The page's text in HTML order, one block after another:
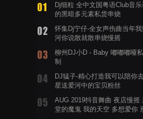
Dj细粒 全中文国粤语Club音
的黑暗多元素私货串烧
怀集Dj宁仔-全女声伤曲当年
河你说散就散串烧慢摇
柳州DJ小D - Baby 嘟嘟嘟哑
制
DJ猛子-精心打造我可以陪你
星送爱河中的宝贝粉丝
AUG 2019抖音舞曲 夜店慢摇
堂的魔鬼 我的天空 多想爱你